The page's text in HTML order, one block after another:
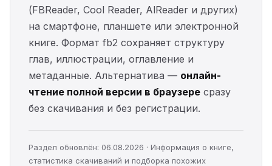
(FBReader, Cool Reader, AlReader и других)
на смартфоне, планшете или электронной
книге. Формат fb2 сохраняет структуру
глав, иллюстрации, оглавление и
метаданные. Альтернатива — онлайн-
чтение полной версии в браузере сразу
без скачивания и без регистрации.
Раздел обновлён: 06.08.2026 · Информация о книге,
статистика скачиваний и подборка похожих